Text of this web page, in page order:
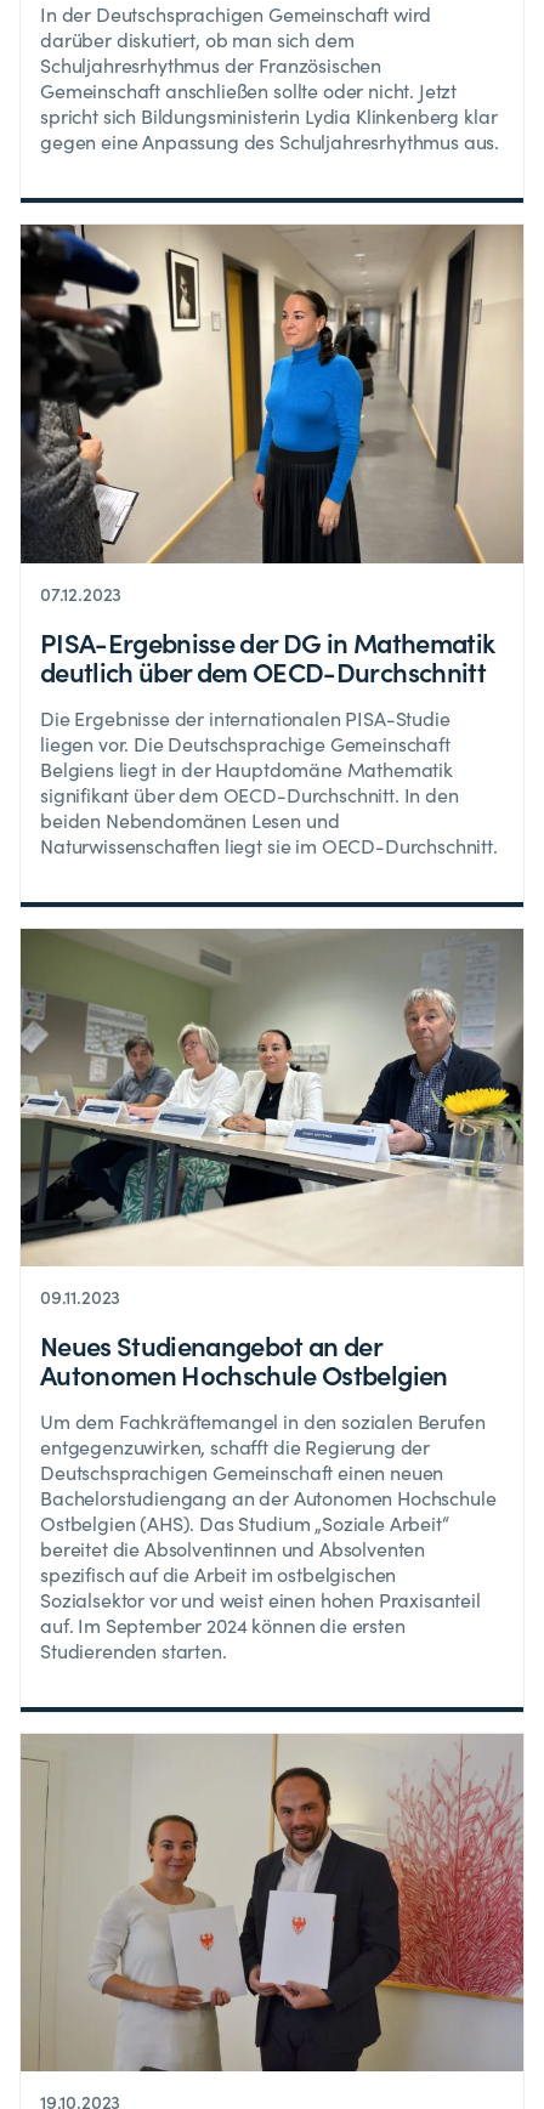
In der Deutschsprachigen Gemeinschaft wird
darüber diskutiert, ob man sich dem
Schuljahresrhythmus der Französischen
Gemeinschaft anschließen sollte oder nicht. Jetzt
spricht sich Bildungsministerin Lydia Klinkenberg klar
gegen eine Anpassung des Schuljahresrhythmus aus.
07.12.2023
PISA-Ergebnisse der DG in Mathematik
deutlich über dem OECD-Durchschnitt
Die Ergebnisse der internationalen PISA-Studie
liegen vor. Die Deutschsprachige Gemeinschaft
Belgiens liegt in der Hauptdomäne Mathematik
signifikant über dem OECD-Durchschnitt. In den
beiden Nebendomänen Lesen und
Naturwissenschaften liegt sie im OECD-Durchschnitt.
09.11.2023
Neues Studienangebot an der
Autonomen Hochschule Ostbelgien
Um dem Fachkräftemangel in den sozialen Berufen
entgegenzuwirken, schafft die Regierung der
Deutschsprachigen Gemeinschaft einen neuen
Bachelorstudiengang an der Autonomen Hochschule
Ostbelgien (AHS). Das Studium „Soziale Arbeit“
bereitet die Absolventinnen und Absolventen
spezifisch auf die Arbeit im ostbelgischen
Sozialsektor vor und weist einen hohen Praxisanteil
auf. Im September 2024 können die ersten
Studierenden starten.
19.10.2023